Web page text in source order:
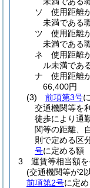
ソ
使用距離
未満である
ツ
使用距離
未満である
ネ
使用距離
ル未満であ
ナ
使用距離
66,400円
(3)
前項第3号
交通機関等を
徒歩により通
関等の距離、
則で定める区
号に定める額
3
運賃等相当額
(交通機関等が2
前項第2号に定